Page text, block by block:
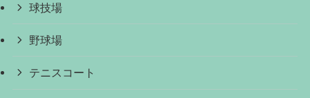
球技場
野球場
テニスコート